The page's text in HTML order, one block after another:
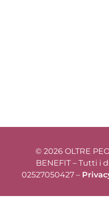
© 2026 OLTRE
BENEFIT – Tutti i
02527050427 –